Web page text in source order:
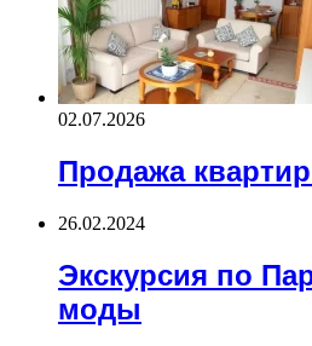
02.07.2026
Продажа
26.02.2024
Экскурсия по
моды